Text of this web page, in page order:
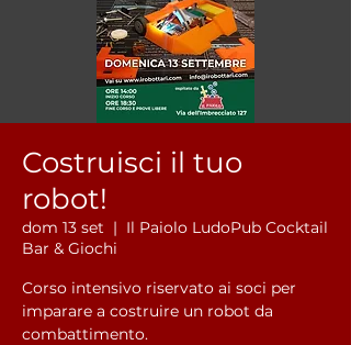
Costruisci il tuo
robot!
dom 13 set
  |
Il Paiolo LudoPub Cocktail
Bar & Giochi
Corso intensivo riservato ai soci per
imparare a costruire un robot da
combattimento.